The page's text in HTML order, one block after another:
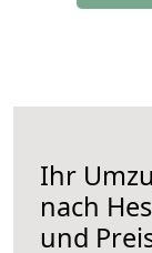
Ihr
nach
und